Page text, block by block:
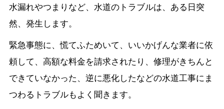
水漏れやつまりなど、水道のトラブルは、ある日突
然、発生します。
緊急事態に、慌てふためいて、いいかげんな業者に依
頼して、高額な料金を請求されたり、修理がきちんと
できていなかった、逆に悪化したなどの水道工事にま
つわるトラブルもよく聞きます。